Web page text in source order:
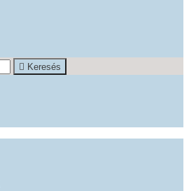
 Keresés